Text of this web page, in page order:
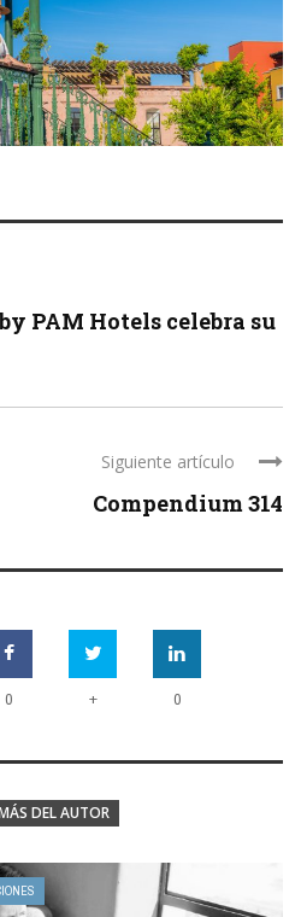
PAM Hotels celebra su
Siguiente artículo
Compendium 314
0 + 0
DEL AUTOR